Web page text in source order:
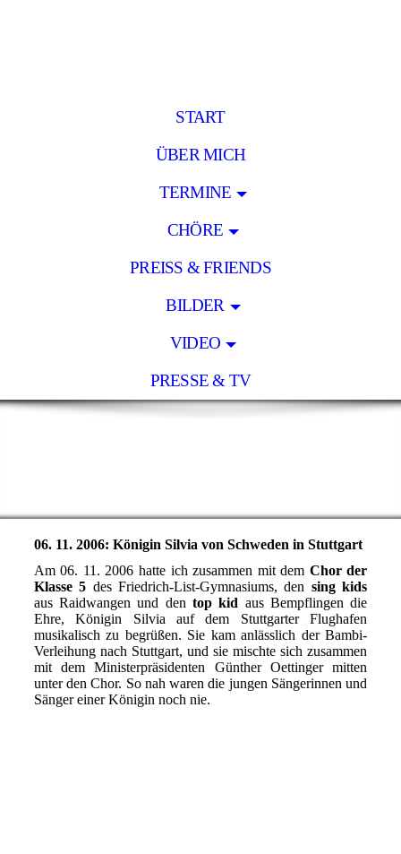
START
ÜBER MICH
TERMINE
CHÖRE
PREISS & FRIENDS
BILDER
VIDEO
PRESSE & TV
06. 11. 2006: Königin Silvia von Schweden in Stuttgart
Am 06. 11. 2006 hatte ich zusammen mit dem Chor der
Klasse 5 des Friedrich-List-Gymnasiums, den sing kids
aus Raidwangen und den top kid aus Bempflingen die
Ehre, Königin Silvia auf dem Stuttgarter Flughafen
musikalisch zu begrüßen. Sie kam anlässlich der Bambi-
Verleihung nach Stuttgart, und sie mischte sich zusammen
mit dem Ministerpräsidenten Günther Oettinger mitten
unter den Chor. So nah waren die jungen Sängerinnen und
Sänger einer Königin noch nie.